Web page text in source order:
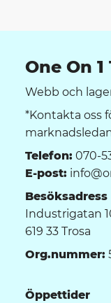
One On 1
Webb och
*Kontakta oss
Telefon: 070-
E-post:
Besöksadress
Industrigatan
619 33 Trosa
Org.nummer:
Öppettider